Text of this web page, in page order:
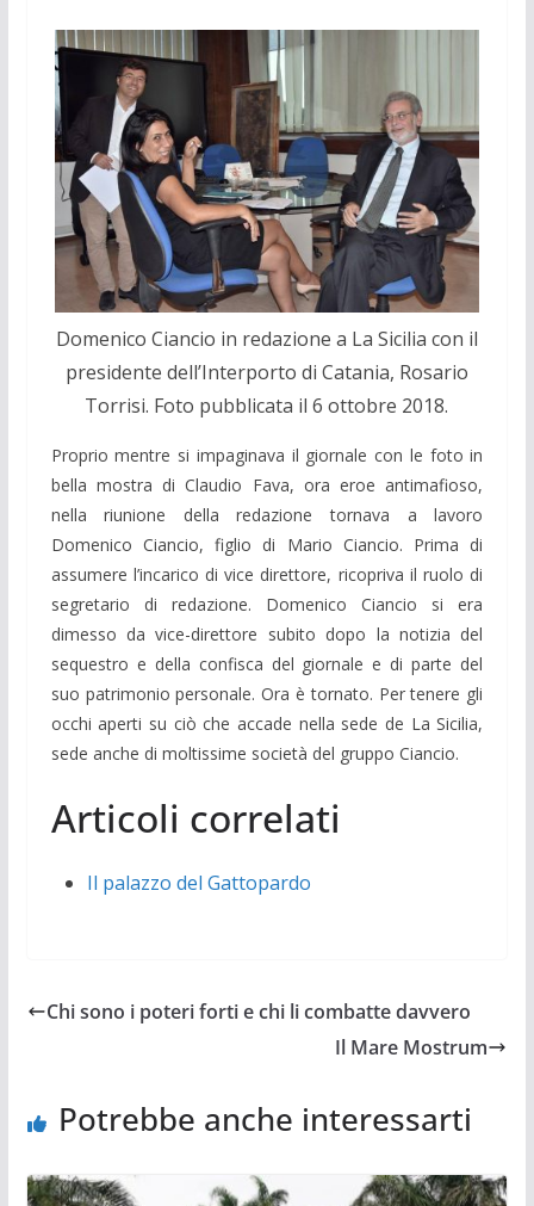
Domenico Ciancio in redazione a La Sicilia con il
presidente dell’Interporto di Catania, Rosario
Torrisi. Foto pubblicata il 6 ottobre 2018.
Proprio mentre si impaginava il giornale con le foto in
bella mostra di Claudio Fava, ora eroe antimafioso,
nella riunione della redazione tornava a lavoro
Domenico Ciancio, figlio di Mario Ciancio. Prima di
assumere l’incarico di vice direttore, ricopriva il ruolo di
segretario di redazione. Domenico Ciancio si era
dimesso da vice-direttore subito dopo la notizia del
sequestro e della confisca del giornale e di parte del
suo patrimonio personale. Ora è tornato. Per tenere gli
occhi aperti su ciò che accade nella sede de La Sicilia,
sede anche di moltissime società del gruppo Ciancio.
Articoli correlati
Il palazzo del Gattopardo
Chi sono i poteri forti e chi li combatte davvero
Il Mare Mostrum
Potrebbe anche interessarti